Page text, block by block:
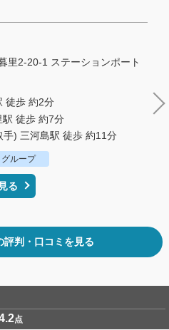
里2-20-1 ステーションポート
徒歩 約2分
徒歩 約7分
手) 三河島駅 徒歩 約11分
グループ
る
評判・口コミを見る
点